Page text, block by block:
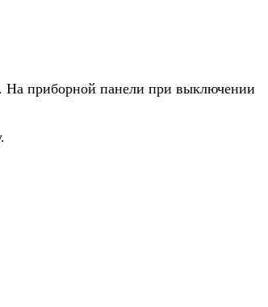
На приборной панели при выключении